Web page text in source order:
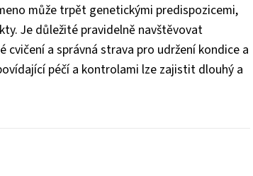
může trpět genetickými predispozicemi,
Je důležité pravidelně navštěvovat
a správná strava pro udržení kondice a
péčí a kontrolami lze zajistit dlouhý a